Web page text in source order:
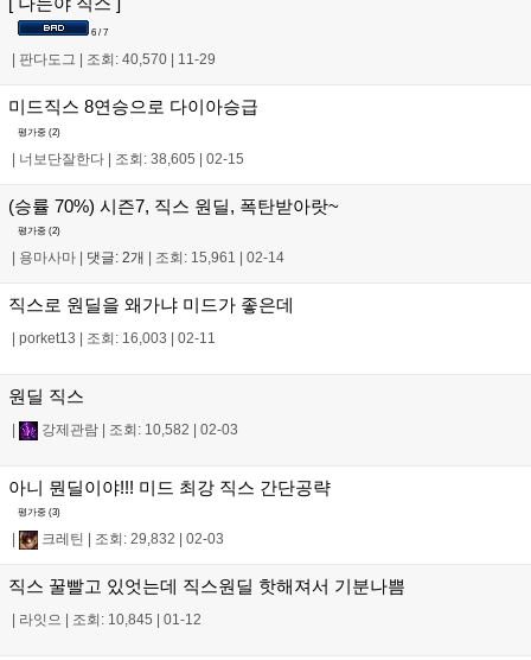
6 / 7
판다도그 조회: 40,570 11-29
미드직스 8연승으로 다이아승급
평가중 (2)
| 너보단잘한다 | 조회: 38,605 | 02-15
(승률 70%) 시즌7, 직스 원딜, 폭탄받아랏~
평가중 (2)
용마사마 댓글: 2개 조회: 15,961 02-14
직스로 원딜을 왜가냐 미드가 좋은데
porket13 조회: 16,003 02-11
원딜 직스
강제관람 조회: 10,582 02-03
아니 뭔딜이야!!! 미드 최강 직스 간단공략
평가중 (3)
크레틴 조회: 29,832 02-03
직스 꿀빨고 있엇는데 직스원딜 핫해져서 기분나쁨
라잇으 조회: 10,845 01-12